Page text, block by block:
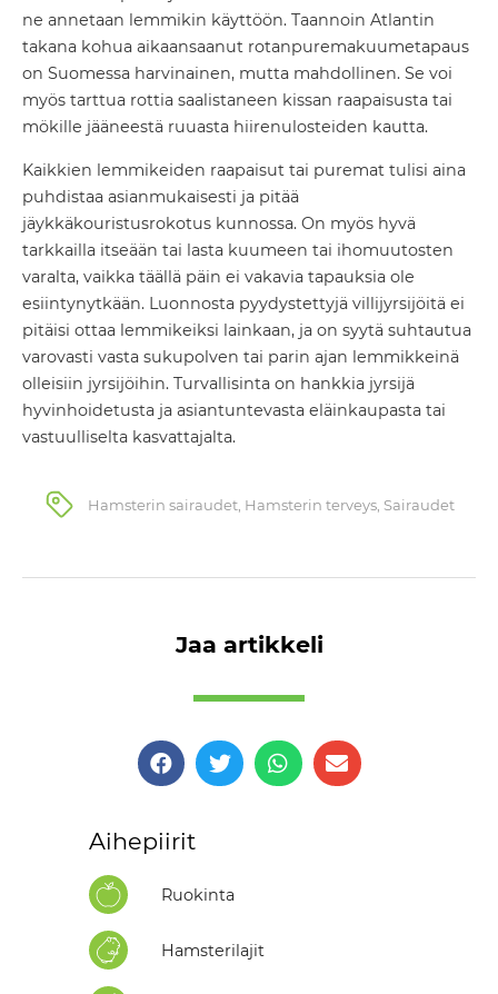
ne annetaan lemmikin käyttöön. Taannoin Atlantin
takana kohua aikaansaanut rotanpuremakuumetapaus
on Suomessa harvinainen, mutta mahdollinen. Se voi
myös tarttua rottia saalistaneen kissan raapaisusta tai
mökille jääneestä ruuasta hiirenulosteiden kautta.
Kaikkien lemmikeiden raapaisut tai puremat tulisi aina
puhdistaa asianmukaisesti ja pitää
jäykkäkouristusrokotus kunnossa. On myös hyvä
tarkkailla itseään tai lasta kuumeen tai ihomuutosten
varalta, vaikka täällä päin ei vakavia tapauksia ole
esiintynytkään. Luonnosta pyydystettyjä villijyrsijöitä ei
pitäisi ottaa lemmikeiksi lainkaan, ja on syytä suhtautua
varovasti vasta sukupolven tai parin ajan lemmikkeinä
olleisiin jyrsijöihin. Turvallisinta on hankkia jyrsijä
hyvinhoidetusta ja asiantuntevasta eläinkaupasta tai
vastuulliselta kasvattajalta.
Hamsterin sairaudet Hamsterin terveys Sairaudet
Jaa artikkeli
Aihepiirit
Ruokinta
Hamsterilajit